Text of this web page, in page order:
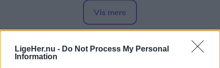
LigeHer.nu - Do Not Process My Personal
Information
Vis mere